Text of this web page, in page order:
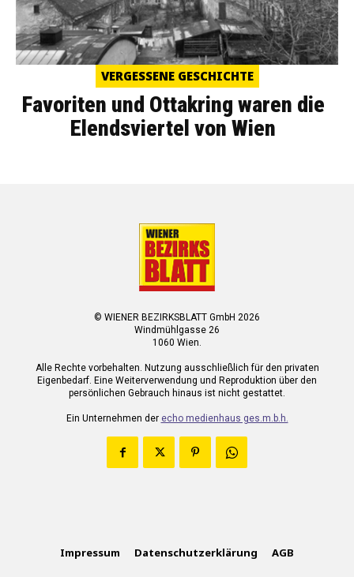
VERGESSENE GESCHICHTE
Favoriten und Ottakring waren die
Elendsviertel von Wien
© WIENER BEZIRKSBLATT GmbH 2026
Windmühlgasse 26
1060 Wien.
Alle Rechte vorbehalten. Nutzung ausschließlich für den privaten
Eigenbedarf. Eine Weiterverwendung und Reproduktion über den
persönlichen Gebrauch hinaus ist nicht gestattet.
Ein Unternehmen der echo medienhaus ges.m.b.h.
Impressum Datenschutzerklärung AGB